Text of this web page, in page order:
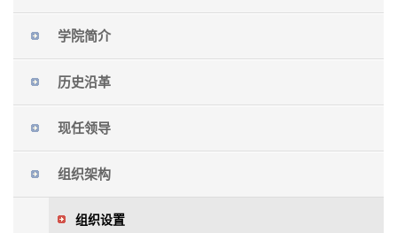
学院简介
历史沿革
现任领导
组织架构
组织设置